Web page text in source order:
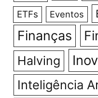
ETFs Eventos
Finanças
Halving
Inteligência